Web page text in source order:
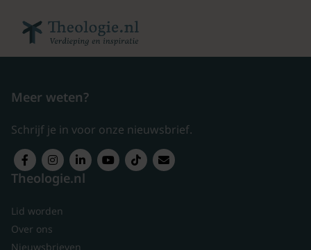
Meer weten?
Schrijf je in voor onze nieuwsbrief.
Theologie.nl
Lid worden
Over ons
Nieuwsbrieven